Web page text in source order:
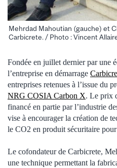
Mehrdad Mahoutian (gauche) et
Carbicrete. / Photo : Vincent
Fondée en juillet dernier par une
l’entreprise en démarrage
entreprises retenues à l’issue du
NRG COSIA Carbon X. Le prix
financé en partie par l’industrie
vise à encourager la création de
le CO2 en produit sécuritaire
Le cofondateur de Carbicrete,
une technique permettant la